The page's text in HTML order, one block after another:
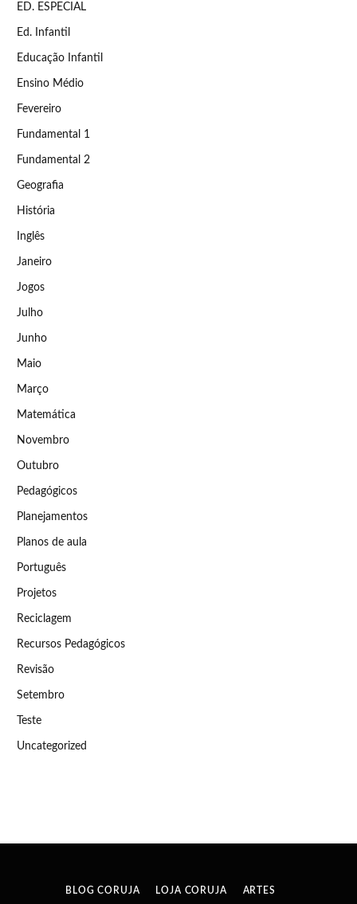
ED. ESPECIAL
Ed. Infantil
Educação Infantil
Ensino Médio
Fevereiro
Fundamental 1
Fundamental 2
Geografia
História
Inglês
Janeiro
Jogos
Julho
Junho
Maio
Março
Matemática
Novembro
Outubro
Pedagógicos
Planejamentos
Planos de aula
Português
Projetos
Reciclagem
Recursos Pedagógicos
Revisão
Setembro
Teste
Uncategorized
BLOG CORUJA LOJA CORUJA ARTES